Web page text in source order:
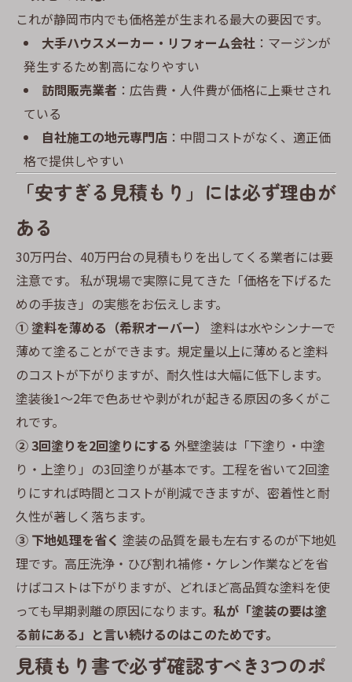
これが静岡市内でも価格差が生まれる最大の要因です。
大手ハウスメーカー・リフォーム会社：マージンが
発生するため割高になりやすい
訪問販売業者：広告費・人件費が価格に上乗せされ
ている
自社施工の地元専門店：中間コストがなく、適正価
格で提供しやすい
「安すぎる見積もり」には必ず理由が
ある
30万円台、40万円台の見積もりを出してくる業者には要
注意です。 私が現場で実際に見てきた「価格を下げるた
めの手抜き」の実態をお伝えします。
① 塗料を薄める（希釈オーバー）
塗料は水やシンナーで
薄めて塗ることができます。規定量以上に薄めると塗料
のコストが下がりますが、耐久性は大幅に低下します。
塗装後1〜2年で色あせや剥がれが起きる原因の多くがこ
れです。
② 3回塗りを2回塗りにする 外壁塗装は「下塗り・中塗
り・上塗り」の3回塗りが基本です。工程を省いて2回塗
りにすれば時間とコストが削減できますが、密着性と耐
久性が著しく落ちます。
③ 下地処理を省く 塗装の品質を最も左右するのが下地処
理です。高圧洗浄・ひび割れ補修・ケレン作業などを省
けばコストは下がりますが、どれほど高品質な塗料を使
っても早期剥離の原因になります。 私が「塗装の要は塗
る前にある」と言い続けるのはこのためです。
見積もり書で必ず確認すべき3つのポ